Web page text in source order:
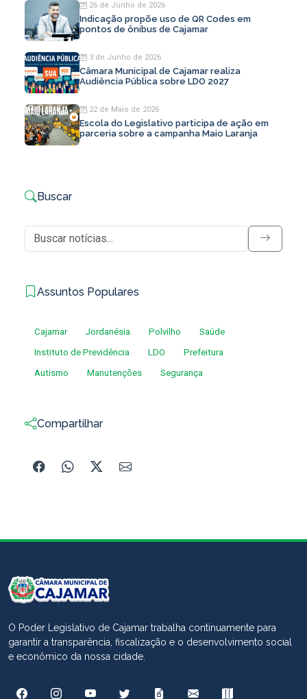
26 de Junho de 2026
Indicação propõe uso de QR Codes em
pontos de ônibus de Cajamar
3 de Junho de 2026
Câmara Municipal de Cajamar realiza
Audiência Pública sobre LDO 2027
22 de Maio de 2026
Escola do Legislativo participa de ação em
parceria sobre a campanha Maio Laranja
Buscar
Assuntos Populares
Cajamar Jordanésia Polvilho Saúde
Instituto de Previdência LDO Prefeitura
Autismo Manutenções Segurança
Compartilhar
O Poder Legislativo de Cajamar trabalha continuamente para
garantir a transparência, fiscalização e o desenvolvimento social
e econômico da nossa cidade.